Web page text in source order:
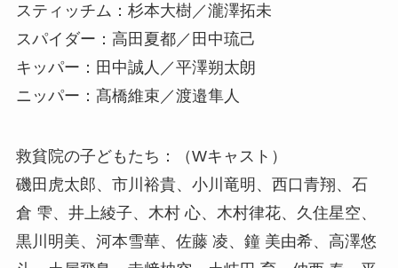
スティッチム：杉本大樹／瀧澤拓未
スパイダー：高田夏都／田中琉己
キッパー：田中誠人／平澤朔太朗
ニッパー：髙橋維束／渡邉隼人
救貧院の子どもたち：（Wキャスト）
磯田虎太郎、市川裕貴、小川竜明、西口青翔、石
倉 雫、井上綾子、木村 心、木村律花、久住星空、
黒川明美、河本雪華、佐藤 凌、鐘 美由希、高澤悠